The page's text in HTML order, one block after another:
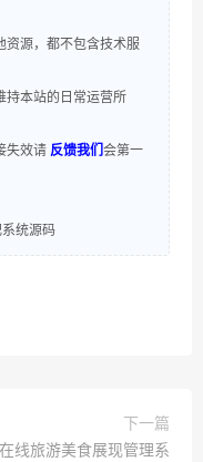
源，都不包含技术服
本站的日常运营所
失效请 反馈我们 会第一
系统源码
下一篇
线旅游美食展现管理系